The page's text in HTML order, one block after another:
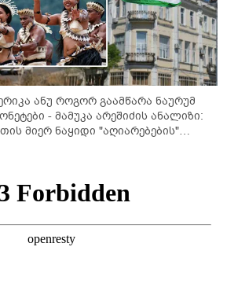
ანუ როგორ გაამწარა ნაურუმ
- მამუკა არეშიძის ანალიზი:
მიერ ნაყიდი "აღიარებების"